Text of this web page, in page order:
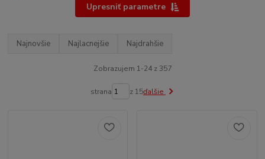
Upresniť parametre
Najnovšie Najlacnejšie Najdrahšie
Zobrazujem 1-24 z 357
strana z 15ďalšie